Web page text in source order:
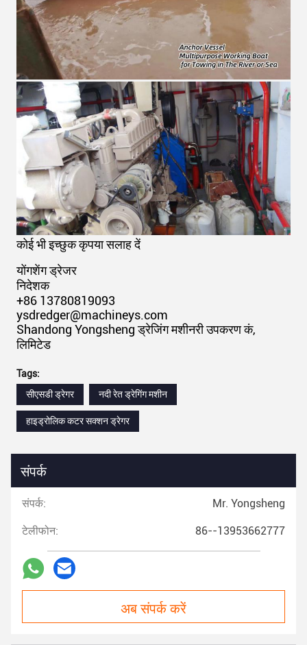
कोई भी इच्छुक कृपया सलाह दें
योंगशेंग ड्रेजर
निदेशक
+86 13780819093
ysdredger@machineys.com
Shandong Yongsheng ड्रेजिंग मशीनरी उपकरण कं,
लिमिटेड
Tags:
सीएसडी ड्रेगर
नदी रेत ड्रेगिंग मशीन
हाइड्रोलिक कटर सक्शन ड्रेगर
संपर्क
संपर्क: Mr. Yongsheng
टेलीफोन: 86--13953662777
अब संपर्क करें